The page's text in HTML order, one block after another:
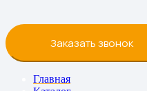
Заказать звонок
Главная